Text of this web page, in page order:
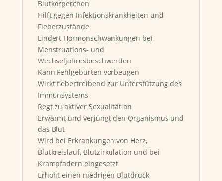
Blutkörperchen
Hilft gegen Infektionskrankheiten und
Fieberzustände
Lindert Hormonschwankungen bei
Menstruations- und
Wechseljahresbeschwerden
Kann Fehlgeburten vorbeugen
Wirkt fiebertreibend zur Unterstützung des
Immunsystems
Regt zu aktiver Sexualität an
Erwärmt und verjüngt den Organismus und
das Blut
Wird bei Erkrankungen von Herz,
Blutkreislauf, Blutzirkulation und bei
Krampfadern eingesetzt
Erhöht einen niedrigen Blutdruck